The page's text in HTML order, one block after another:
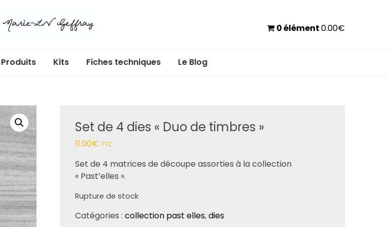
0 élément0.00€
Produits
Albums et pochettes
Badges
Box
Calendrier de l’Avent
Dies
Etiquettes à découper
Kits Fiches techniques Le Blog
Set de 4 dies « Duo de timbres »
11.00€ TTC
Set de 4 matrices de découpe assorties à la collection
« Past’elles ».
Rupture de stock
Catégories :collection past elles,dies